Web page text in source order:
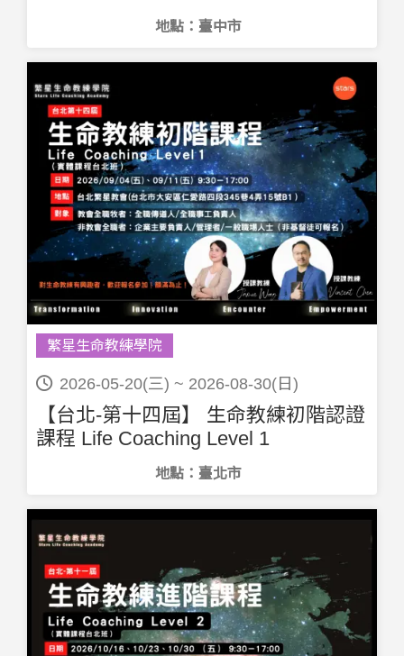
地點：臺中市
繁星生命教練學院
2026-05-20(三) ~ 2026-08-30(日)
【台北-第十四屆】 生命教練初階認證
課程 Life Coaching Level 1
地點：臺北市